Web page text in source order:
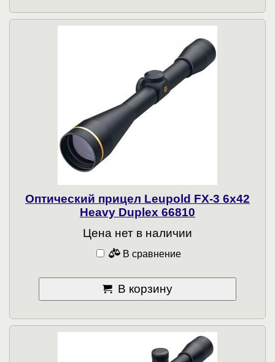
Оптический прицел Leupold FX-3 6x42
Heavy Duplex 66810
Цена нет в наличии
В сравнение
В корзину